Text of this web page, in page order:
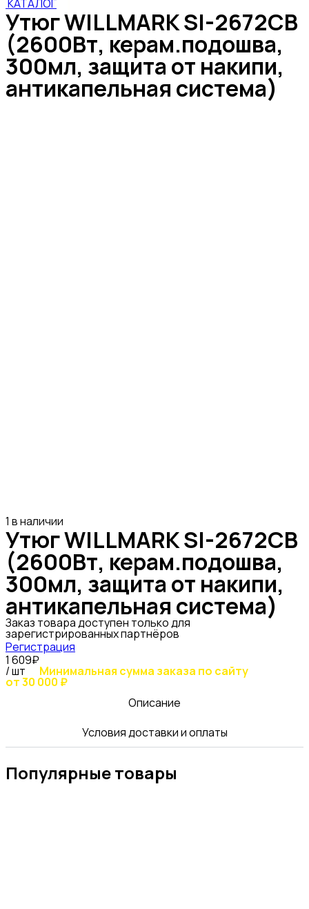
КАТАЛОГ
Утюг WILLMARK SI-2672CB
(2600Вт, керам.подошва,
300мл, защита от накипи,
антикапельная система)
1 в наличии
Утюг WILLMARK SI-2672CB
(2600Вт, керам.подошва,
300мл, защита от накипи,
антикапельная система)
Заказ товара доступен только для
зарегистрированных партнёров
Регистрация
1 609₽
/ шт Минимальная сумма заказа по сайту
от 30 000 ₽
Описание
Условия доставки и оплаты
Популярные товары